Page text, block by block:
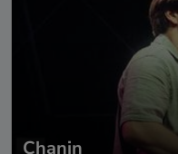
Chanin